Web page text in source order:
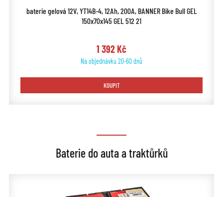
baterie gelová 12V, YT14B-4, 12Ah, 200A, BANNER Bike Bull GEL
150x70x145 GEL 512 21
1 392 Kč
Na objednávku 20-60 dnů
KOUPIT
Baterie do auta a traktůrků